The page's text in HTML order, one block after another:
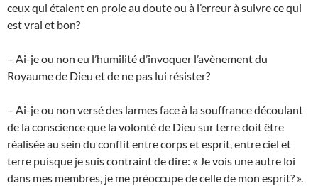
ceux qui étaient en proie au doute ou à l’erreur à suivre ce qui
est vrai et bon?
– Ai-je ou non eu l’humilité d’invoquer l’avènement du
Royaume de Dieu et de ne pas lui résister?
– Ai-je ou non versé des larmes face à la souffrance découlant
de la conscience que la volonté de Dieu sur terre doit être
réalisée au sein du conflit entre corps et esprit, entre ciel et
terre puisque je suis contraint de dire: « Je vois une autre loi
dans mes membres, je me préoccupe de celle de mon esprit? ».